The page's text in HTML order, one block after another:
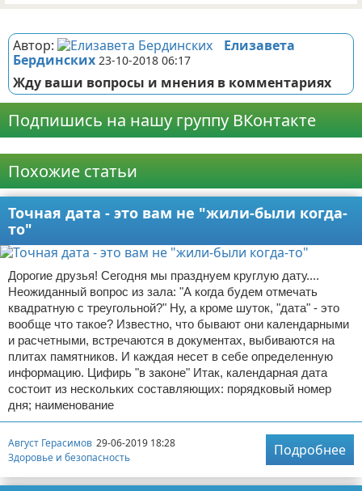
Автор:
Елизавета
Бердинских 23-10-2018 06:17
Жду ваши вопросы и мнения в комментариях
Подпишись на нашу группу ВКонтакте
Похожие статьи
Точная дата - это вам не "жили-были когда-
то"
Дорогие друзья! Сегодня мы празднуем круглую дату....
Неожиданный вопрос из зала: "А когда будем отмечать
квадратную с треугольной?" Ну, а кроме шуток, "дата" - это
вообще что такое? Известно, что бывают они календарными
и расчетными, встречаются в документах, выбиваются на
плитах памятников. И каждая несет в себе определенную
информацию. Цифирь "в законе" Итак, календарная дата
состоит из нескольких составляющих: порядковый номер
дня; наименование
Август Герасимов 29-06-2019 18:28
Здоровье и безопасность
Подробнее